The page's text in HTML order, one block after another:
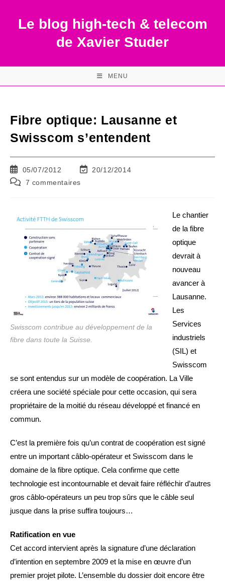
contentLe blog high-tech & telecom
de Xavier Studer
MENU
Fibre optique: Lausanne et
Swisscom s’entendent
Publication
publiée :
05/07/2012
Dernière
20/12/2014
Commentaires
7 commentaires
Swisscom contribue au développement de la
fibre dans toute la Suisse.
Le chantier
de la fibre
optique
devrait à
nouveau
avancer à
Lausanne.
Les
Services
industriels
(SIL) et
Swisscom
se sont entendus sur un modèle de coopération. La Ville
créera une société spéciale pour cette occasion, qui sera
propriétaire de la moitié du réseau développé et financé en
commun.
C’est la première fois qu’un contrat de coopération est signé
entre un important câblo-opérateur et Swisscom dans le
domaine de la fibre optique. Cela confirme que cette
technologie est incontournable et devait faire réfléchir d’autres
gros câblo-opérateurs un peu trop sûrs que le câble seul
jusque dans la prise suffira toujours…
Ratification en vue
Cet accord intervient après la signature d’une déclaration
d’intention en septembre 2009 et la mise en œuvre d’un
premier projet pilote. L’ensemble du dossier doit encore être